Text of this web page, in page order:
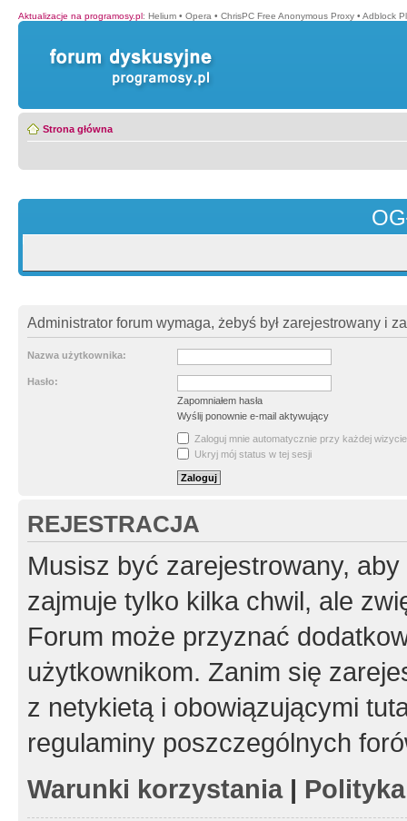
Aktualizacje na programosy.pl: Helium • Opera • ChrisPC Free Anonymous Proxy • Adblock
Strona główna
Administrator forum wymaga, żebyś był zarejestrowany i
Nazwa użytkownika:
Hasło:
Zapomniałem hasła
Wyślij ponownie e-mail aktywujący
Zaloguj mnie automatycznie przy każdej wizycie
Ukryj mój status w tej sesji
REJESTRACJA
Musisz być zarejestrowany,
zajmuje tylko kilka chwil, ale
Forum może przyznać
użytkownikom. Zanim się
z netykietą i obowiązującymi
regulaminy poszczególnych
Warunki korzystania|